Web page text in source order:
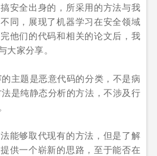
安全出身的，所采用的方法与我
同，展现了机器学习在安全领域
他们的代码和相关的论文后，我
大家分享。
主题是恶意代码的分类，不是病
是纯静态分析的方法，不涉及行
能够取代现有的方法，但是了解
供一个崭新的思路，至于能否在